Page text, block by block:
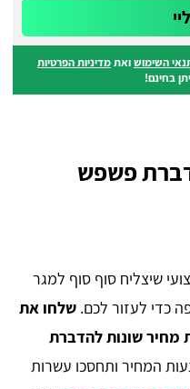
השימושואתמדיניות הפרטיות
בחינם!
פשפש
שיצליח סוף סוף למגר
כדי לעזור לכם. שלחו את
וקבלו עד 3 הצעות מחיר שונות להדברת
המחיר ותחסכו עשרות